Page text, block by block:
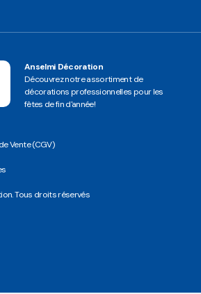
Anselmi Décoration
Découvrez notre assortiment de
décorations professionnelles pour les
fêtes de fin d'année!
Vente (CGV)
Tous droits réservés